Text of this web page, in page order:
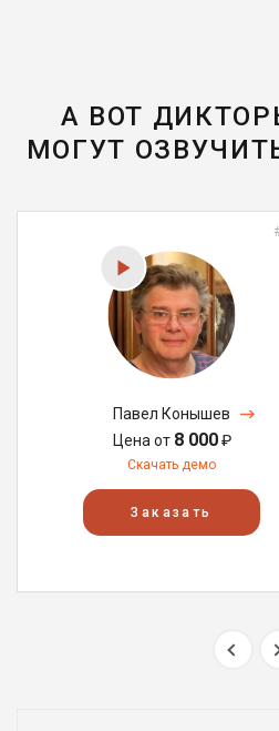
А ВОТ
МОГУТ
Павел Конышев
Цена от 8 000₽
Скачать демо
Заказать